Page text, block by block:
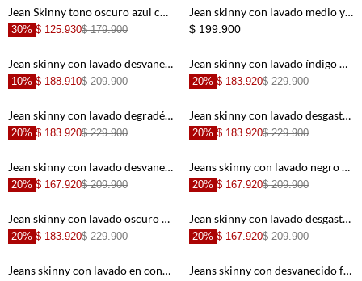
+ +
+ +
+
Jean Skinny tono oscuro azul con caída natural para hombre
30% $ 125.930$ 179.900
+
Jean skinny con lavado medio y desgaste suave en denim azul para hombre
$ 199.900
+
Jean skinny con lavado desvanecido en denim para hombre
10% $ 188.910$ 209.900
+
Jean skinny con lavado índigo medio en denim de algodón azul para hombre
20% $ 183.920$ 229.900
Jean skinny con lavado degradé en denim para hombre
20% $ 183.920$ 229.900
Jean skinny con lavado desgastado en denim de algodón azul medio para hombre
20% $ 183.920$ 229.900
Jean skinny con lavado desvanecido en denim para hombre
20% $ 167.920$ 209.900
Jeans skinny con lavado negro difuminado en denim para hombre
20% $ 167.920$ 209.900
Jean skinny con lavado oscuro y desgastes en denim para hombre
20% $ 183.920$ 229.900
Jean skinny con lavado desgastado en algodón azul clásico para hombre
20% $ 167.920$ 209.900
Jeans skinny con lavado en contraste en denim para hombre Jeans skinny con desvanecido frontal en algodón azul claro para hombre